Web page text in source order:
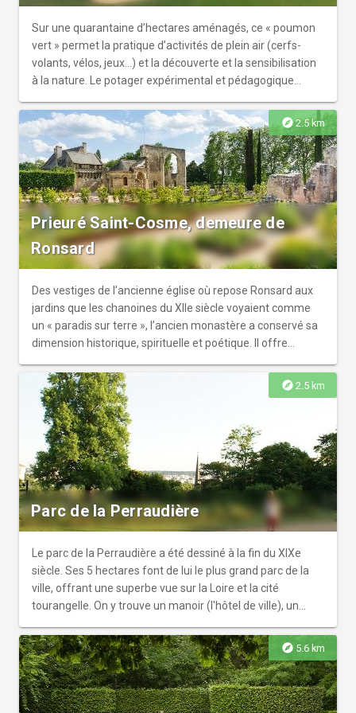
Sur une quarantaine d’hectares aménagés, ce « poumon
vert » permet la pratique d’activités de plein air (cerfs-
volants, vélos, jeux…) et la découverte et la sensibilisation
à la nature. Le potager expérimental et pédagogique
plantes au fil des siècles. Pour entretenir cet espace, le
principe de la gestion différenciée a été appliqué et est
l’objet de mesures expérimentales basées sur le respect
de l’environnement. Cette plaine est également le lieu
d’organisation de grandes manifestations annuelles : Fête
du potager, fête des agriculteurs, festival de cerfs-volants,
festivals musicaux… Tout au long de l’année, ce lieu est
aussi dédié aux animations scolaires et para-scolaires
axées sur le jardinage et l’environnement.
explore2.5 km
Prieuré Saint-Cosme, demeure de
Ronsard
Des vestiges de l’ancienne église où repose Ronsard aux
jardins que les chanoines du XIIe siècle voyaient comme
un « paradis sur terre », l’ancien monastère a conservé sa
dimension historique, spirituelle et poétique. Il offre
époques et les arts par le prisme de l’architecture, de la
poésie et de l’art contemporain. Sa programmation
éclectique, ses aménagements qui convoquent les cinq
sens et sa médiation interactive sont autant d’invitations à
apprendre, se laisser surprendre et se détendre, en famille
ou entre amis. Le prieuré Saint-Cosme est un lieu hors du
temps, dont les formes ne cessent de se renouveler.
explore 2.5 km
Parc de la Perraudière
Le parc de la Perraudière a été dessiné à la fin du XIXe
siècle. Ses 5 hectares font de lui le plus grand parc de la
ville, offrant une superbe vue sur la Loire et la cité
tourangelle. On y trouve un manoir (l'hôtel de ville), un
explore 5.6 km